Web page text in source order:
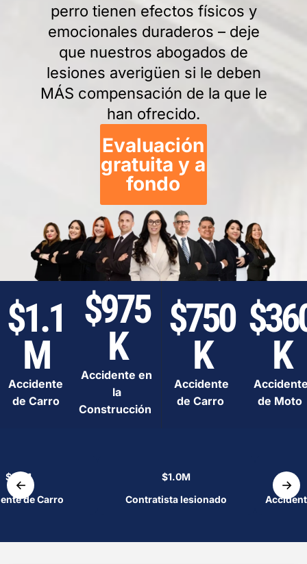
perro tienen efectos físicos y
emocionales duraderos – deje
que nuestros abogados de
lesiones averigüen si le deben
MÁS compensación de la que le
han ofrecido.
Evaluación
gratuita y a
fondo
$1.1
M
Accidente
de Carro
$975
K
Accidente en
la
Construcción
$750
K
Accidente
de Carro
K
de Moto
←
$1.1M
de Carro
$1.0M
Contratista lesionado
→